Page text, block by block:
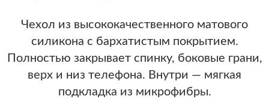
Чехол из высококачественного матового
силикона с бархатистым покрытием.
Полностью закрывает спинку, боковые грани,
верх и низ телефона. Внутри — мягкая
подкладка из микрофибры.